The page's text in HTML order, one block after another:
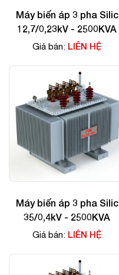
Máy biến áp 3 pha Silic
12,7/0,23kV - 2500KVA
Giá bán: LIÊN HỆ
Máy biến áp 3 pha Silic
35/0,4kV - 2500KVA
Giá bán: LIÊN HỆ